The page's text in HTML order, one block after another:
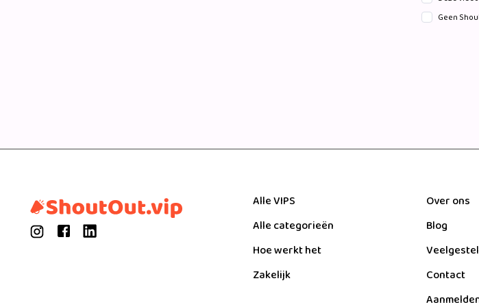
Geen
Alle VIPS
Alle categorieën
Hoe werkt het
Zakelijk
Over ons
Blog
Contact